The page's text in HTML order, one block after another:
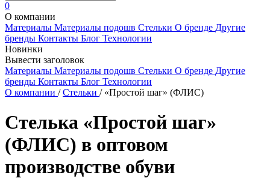
0
О компании
Материалы Материалы подошв Стельки О бренде Другие
бренды Контакты Блог Технологии
Новинки
Вывести заголовок
Материалы Материалы подошв Стельки О бренде Другие
бренды Контакты Блог Технологии
О компании / Стельки / «Простой шаг» (ФЛИС)
Стелька «Простой шаг»
(ФЛИС) в оптовом
производстве обуви